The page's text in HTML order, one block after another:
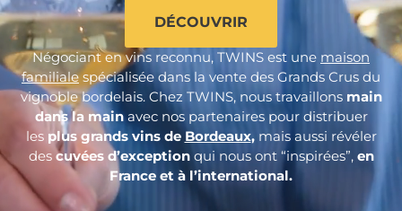
VIDÉOS
LET’S TALK
FACE TO FACE
TWINSETTER
CONTACTEZ-NOUS
DÉCOUVRIR
Négociant en vins reconnu, TWINS est une maison
familialespécialisée dans la vente des Grands Crus du
vignoble bordelais. Chez TWINS, nous travaillons main
dans la mainavec nos partenaires pour distribuer
les plus grands vins de Bordeaux,mais aussi révéler
des cuvées d’exception qui nous ont “inspirées”, en
France et à l’international.